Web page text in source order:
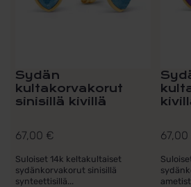
Sydän
kultakorvakorut
sinisillä kivillä
67,00 €
Suloiset 14k keltakultaiset
sydänkorvakorut sinisillä
synteettisillä...
67,00